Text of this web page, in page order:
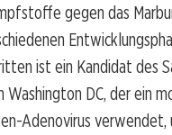
gegen das
ist ein Kandidat des
DC, der ein
Adenovirus verwendet,